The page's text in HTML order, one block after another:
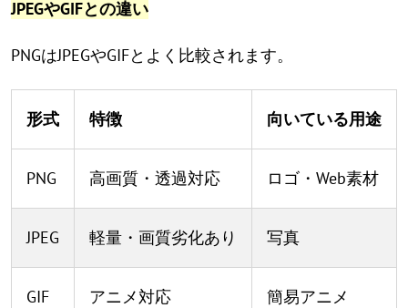
JPEGやGIFとの違い
PNGはJPEGやGIFとよく比較されます。
形式 特徴 向いている用途
PNG 高画質・透過対応 ロゴ・Web素材
JPEG 軽量・画質劣化あり 写真
GIF アニメ対応 簡易アニメ